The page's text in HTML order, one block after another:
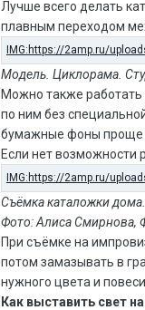
Лучше всего делать
плавным переходом
Модель. Циклорама.
Можно также работать
по ним без
бумажные фоны проще
Если нет возможности
Съёмка каталожки
Фото: Алиса Смирнова,
При съёмке на
потом замазывать в
нужного цвета и
Как выставить свет